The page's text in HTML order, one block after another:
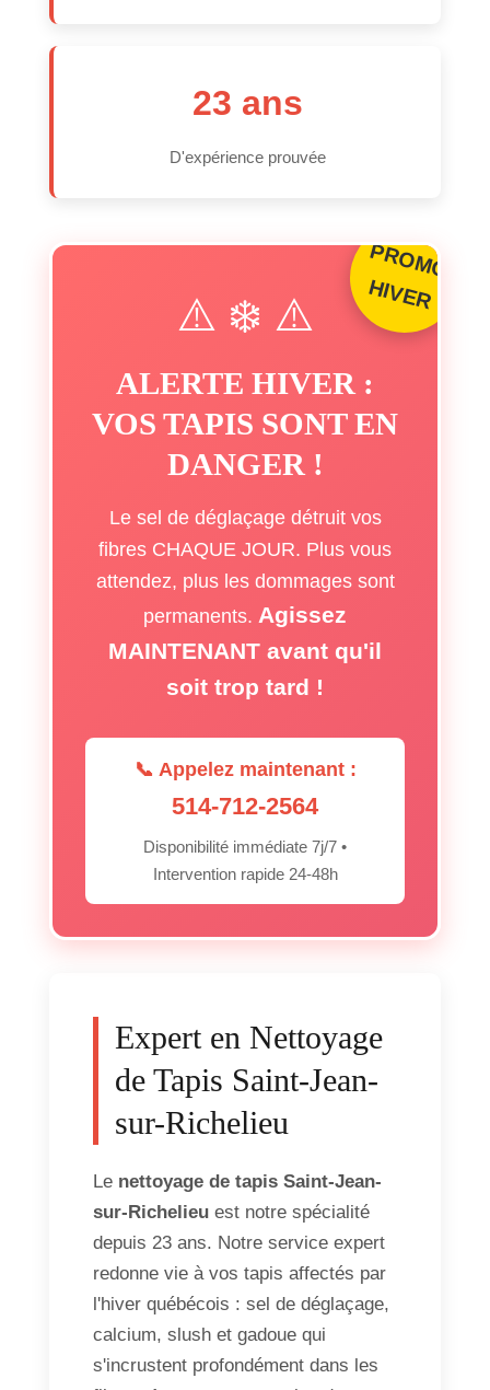
23 ans
D'expérience prouvée
P
R
O
M
O
H
IV
E
R
⚠️ ❄️ ⚠️
ALERTE HIVER :
VOS TAPIS SONT EN
DANGER !
Le sel de déglaçage détruit vos
fibres CHAQUE JOUR. Plus vous
attendez, plus les dommages sont
permanents. Agissez
MAINTENANT avant qu'il
soit trop tard !
📞 Appelez maintenant :
514-712-2564
Disponibilité immédiate 7j/7 •
Intervention rapide 24-48h
Expert en Nettoyage
de Tapis Saint-Jean-
sur-Richelieu
Le nettoyage de tapis Saint-Jean-
sur-Richelieu est notre spécialité
depuis 23 ans. Notre service expert
redonne vie à vos tapis affectés par
l'hiver québécois : sel de déglaçage,
calcium, slush et gadoue qui
s'incrustent profondément dans les